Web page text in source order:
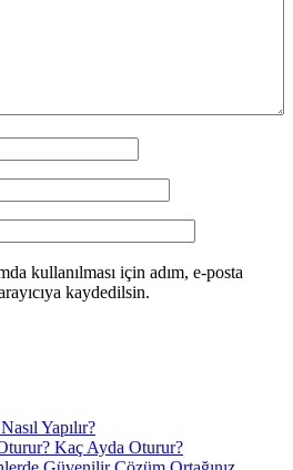
kullanılması için adım, e-posta
kaydedilsin.
Yapılır?
Kaç Ayda Oturur?